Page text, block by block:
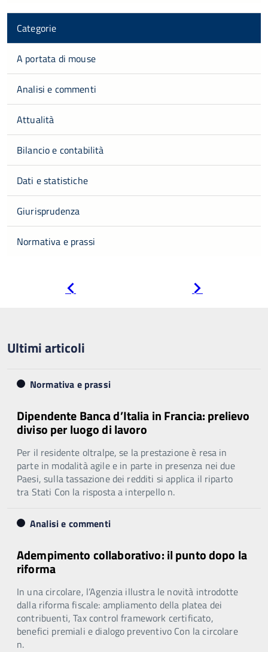
Categorie
A portata di mouse
Analisi e commenti
Attualità
Bilancio e contabilità
Dati e statistiche
Giurisprudenza
Normativa e prassi
Ultimi articoli
Normativa e prassi
Dipendente Banca d’Italia in Francia: prelievo
diviso per luogo di lavoro
Per il residente oltralpe, se la prestazione è resa in
parte in modalità agile e in parte in presenza nei due
Paesi, sulla tassazione dei redditi si applica il riparto
tra Stati Con la risposta a interpello n.
Analisi e commenti
Adempimento collaborativo: il punto dopo la
riforma
In una circolare, l’Agenzia illustra le novità introdotte
dalla riforma fiscale: ampliamento della platea dei
contribuenti, Tax control framework certificato,
benefici premiali e dialogo preventivo Con la circolare
n.